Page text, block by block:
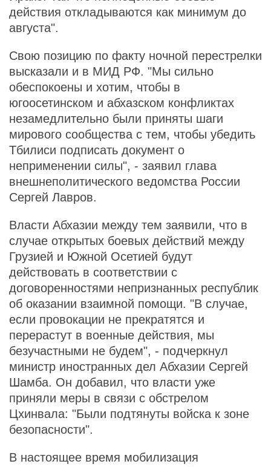
действия откладываются как минимум до
августа".
Свою позицию по факту ночной перестрелки
высказали и в МИД РФ. "Мы сильно
обеспокоены и хотим, чтобы в
югоосетинском и абхазском конфликтах
незамедлительно были приняты шаги
мирового сообщества с тем, чтобы убедить
Тбилиси подписать документ о
неприменении силы", - заявил глава
внешнеполитического ведомства России
Сергей Лавров.
Власти Абхазии между тем заявили, что в
случае открытых боевых действий между
Грузией и Южной Осетией будут
действовать в соответствии с
договоренностями непризнанных республик
об оказании взаимной помощи. "В случае,
если провокации не прекратятся и
перерастут в военные действия, мы
безучастными не будем", - подчеркнул
министр иностранных дел Абхазии Сергей
Шамба. Он добавил, что власти уже
приняли меры в связи с обстрелом
Цхинвала: "Были подтянуты войска к зоне
безопасности".
В настоящее время мобилизация